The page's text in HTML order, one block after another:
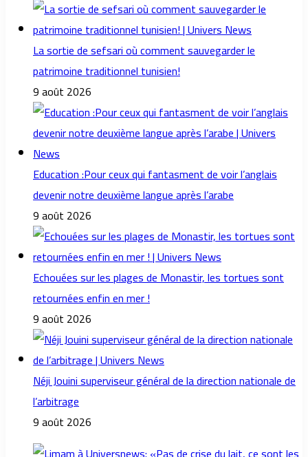
La sortie de sefsari où comment sauvegarder le
patrimoine traditionnel tunisien!
9 août 2026
Education :Pour ceux qui fantasment de voir l’anglais
devenir notre deuxième langue après l’arabe
9 août 2026
Echouées sur les plages de Monastir, les tortues sont
retournées enfin en mer !
9 août 2026
Néji Jouini superviseur général de la direction nationale de
l’arbitrage
9 août 2026